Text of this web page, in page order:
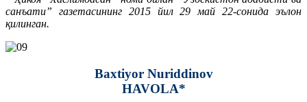
санъати” газетасининг 2015 йил 29 май 22-сонида эълон
қилинган.
Baxtiyor Nuriddinov
HAVOLA*